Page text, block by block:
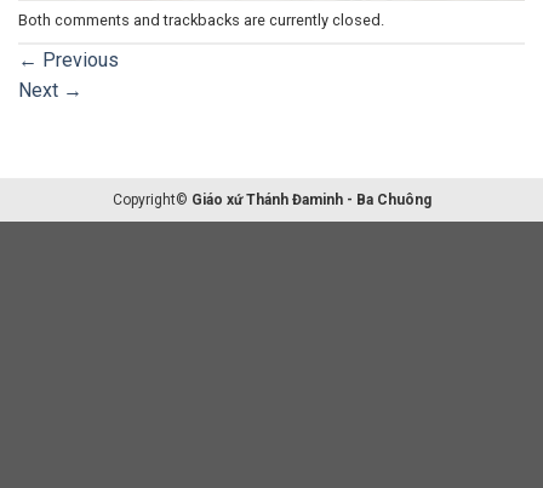
Both comments and trackbacks are currently closed.
← Previous
Next →
Copyright© Giáo xứ Thánh Đaminh - Ba Chuông